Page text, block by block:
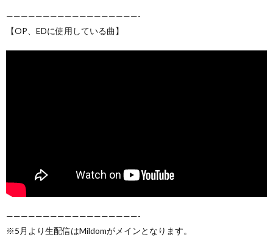
——————————————————-
【OP、EDに使用している曲】
——————————————————-
※5月より生配信はMildomがメインとなります。